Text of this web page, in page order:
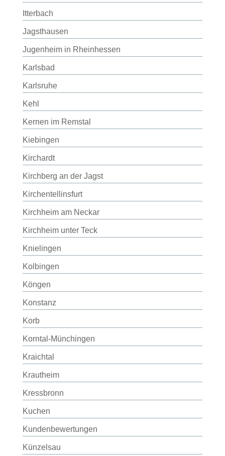
Itterbach
Jagsthausen
Jugenheim in Rheinhessen
Karlsbad
Karlsruhe
Kehl
Kernen im Remstal
Kiebingen
Kirchardt
Kirchberg an der Jagst
Kirchentellinsfurt
Kirchheim am Neckar
Kirchheim unter Teck
Knielingen
Kolbingen
Köngen
Konstanz
Korb
Korntal-Münchingen
Kraichtal
Krautheim
Kressbronn
Kuchen
Kundenbewertungen
Künzelsau